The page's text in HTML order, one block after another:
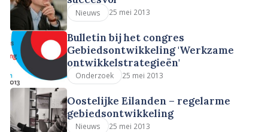
Nieuws 25 mei 2013
Bulletin bij het congres
Gebiedsontwikkeling 'Werkzame
ontwikkelstrategieën'
Onderzoek 25 mei 2013
Oostelijke Eilanden – regelarme
gebiedsontwikkeling
Nieuws 25 mei 2013